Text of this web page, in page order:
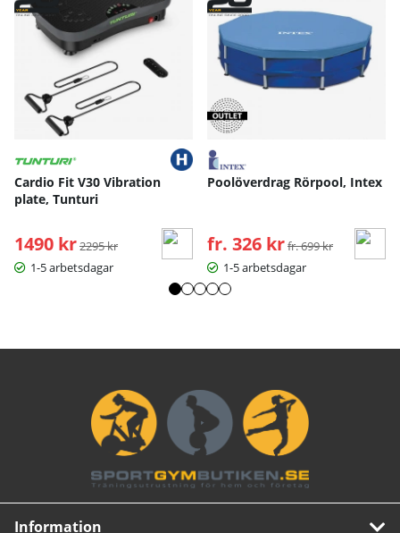
Cardio Fit V30 Vibration
plate, Tunturi
1490 kr Ordinarie pris:
2295 kr
1-5 arbetsdagar
Poolöverdrag Rörpool, Intex
fr. 326 kr Ordinarie pris:
fr. 699 kr
1-5 arbetsdagar
Information